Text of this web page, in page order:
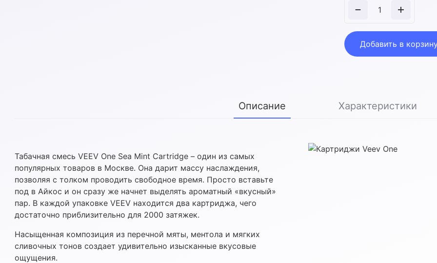
Количество
Veev
One
Sea
Добавить в
Описание Характеристики
Табачная смесь VEEV One Sea Mint Cartridge – один из самых
популярных товаров в Москве. Она дарит массу наслаждения,
позволяя с толком проводить свободное время. Просто вставьте
под в Айкос и он сразу же начнет выделять ароматный «вкусный»
пар. В каждой упаковке VEEV находится два картриджа, чего
достаточно приблизительно для 2000 затяжек.
Насыщенная композиция из перечной мяты, ментола и мягких
сливочных тонов создает удивительно изысканные вкусовые
ощущения.